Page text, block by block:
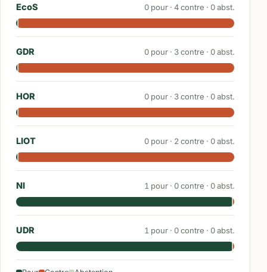
EcoS 0 pour · 4contre · 0abst.
GDR 0 pour · 3contre · 0abst.
HOR 0 pour · 3contre · 0abst.
LIOT 0 pour · 2 contre · 0abst.
NI 1 pour · 0contre · 0abst.
UDR 1 pour · 0contre · 0abst.